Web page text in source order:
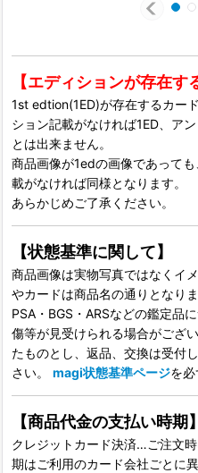
【エディションが存在す
1st edtion(1ED)が存在するカー
ション記載がなければ1ED、ア
とは出来ません。
商品画像が1edの画像であって
載がなければ同様となります。
あらかじめご了承ください。
【状態基準に関して】
商品画像は実物写真ではなくイ
やカードは商品名の通りとなり
PSA・BGS・ARSなどの鑑定品
傷等が見受けられる場合がござ
たものとし、返品、交換は受付
さい。 magi状態基準ページを
【商品代金の支払い時期】
クレジットカード決済…ご注文
期はご利用のカード会社ごとに異